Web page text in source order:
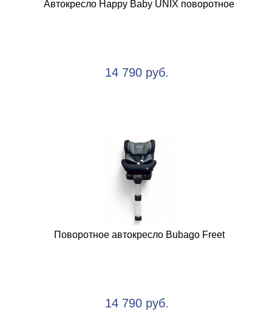
Автокресло Happy Baby UNIX поворотное
14 790 руб.
Поворотное автокресло Bubago Freet
14 790 руб.